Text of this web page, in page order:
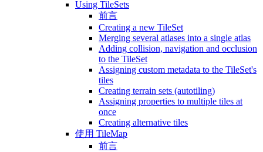
Using TileSets
前言
Creating a new TileSet
Merging several atlases into a single atlas
Adding collision, navigation and occlusion
to the TileSet
Assigning custom metadata to the TileSet's
tiles
Creating terrain sets (autotiling)
Assigning properties to multiple tiles at
once
Creating alternative tiles
使用 TileMap
前言